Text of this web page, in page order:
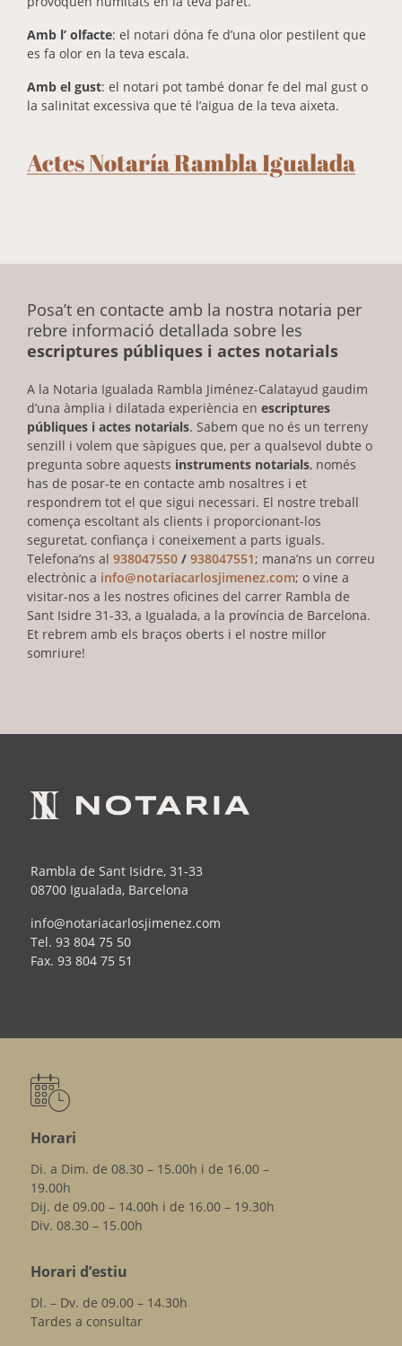
Amb l’ olfacte: el notari dóna fe d’una olor pestilent que
es fa olor en la teva escala.
Amb el gust: el notari pot també donar fe del mal gust o
la salinitat excessiva que té l’aigua de la teva aixeta.
Actes Notaría Rambla Igualada
Posa’t en contacte amb la nostra notaria per
rebre informació detallada sobre les
escriptures públiques i actes notarials
A la Notaria Igualada Rambla Jiménez-Calatayud gaudim
d’una àmplia i dilatada experiència en escriptures
públiques i actes notarials. Sabem que no és un terreny
senzill i volem que sàpigues que, per a qualsevol dubte o
pregunta sobre aquests instruments notarials, només
has de posar-te en contacte amb nosaltres i et
respondrem tot el que sigui necessari. El nostre treball
comença escoltant als clients i proporcionant-los
seguretat, confiança i coneixement a parts iguals.
Telefona’ns al 938047550 / 938047551; mana’ns un correu
electrònic a info@notariacarlosjimenez.com; o vine a
visitar-nos a les nostres oficines del carrer Rambla de
Sant Isidre 31-33, a Igualada, a la província de Barcelona.
Et rebrem amb els braços oberts i el nostre millor
somriure!
Rambla de Sant Isidre, 31-33
08700 Igualada, Barcelona
info@notariacarlosjimenez.com
Tel. 93 804 75 50
Fax. 93 804 75 51
Horari
Di. a Dim. de 08.30 – 15.00h i de 16.00 –
19.00h
Dij. de 09.00 – 14.00h i de 16.00 – 19.30h
Div. 08.30 – 15.00h
Horari d’estiu
Dl. – Dv. de 09.00 – 14.30h
Tardes a consultar